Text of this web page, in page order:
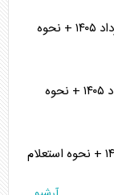
جدول قطعی برق استان فارس فردا جمعه ۱۶ مرداد ۱۴۰۵ + نحوه
جدول قطعی برق استان البرز فردا جمعه ۱۶ مرداد ۱۴۰۵ + نحوه